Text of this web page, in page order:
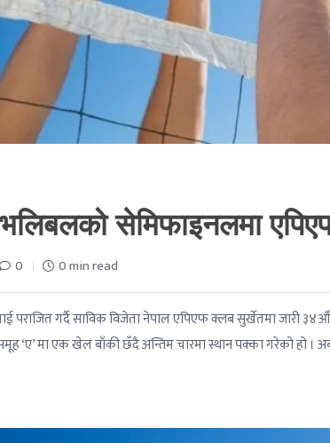
सेमिफाइनलमा
0 0 min read
पराजित गर्दै साविक विजेता नेपाल एपिएफ क्लब सुर्खेतमा जारी ३४औँ
‘ए’ मा एक खेल बाँकी छँदै अन्तिम चारमा स्थान पक्का गरेको हो ।